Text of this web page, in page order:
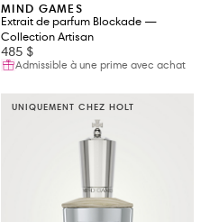
MIND GAMES
Extrait de parfum Blockade —
Collection Artisan
485 $
Admissible à une prime avec achat
UNIQUEMENT CHEZ HOLT